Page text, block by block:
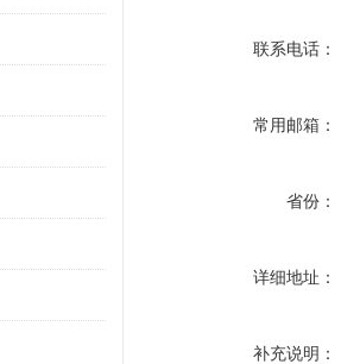
联系电话：
常用邮箱：
省份：
详细地址：
补充说明：